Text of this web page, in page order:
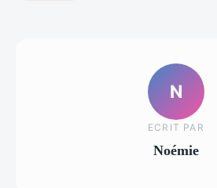
N
ECRIT PAR
Noémie